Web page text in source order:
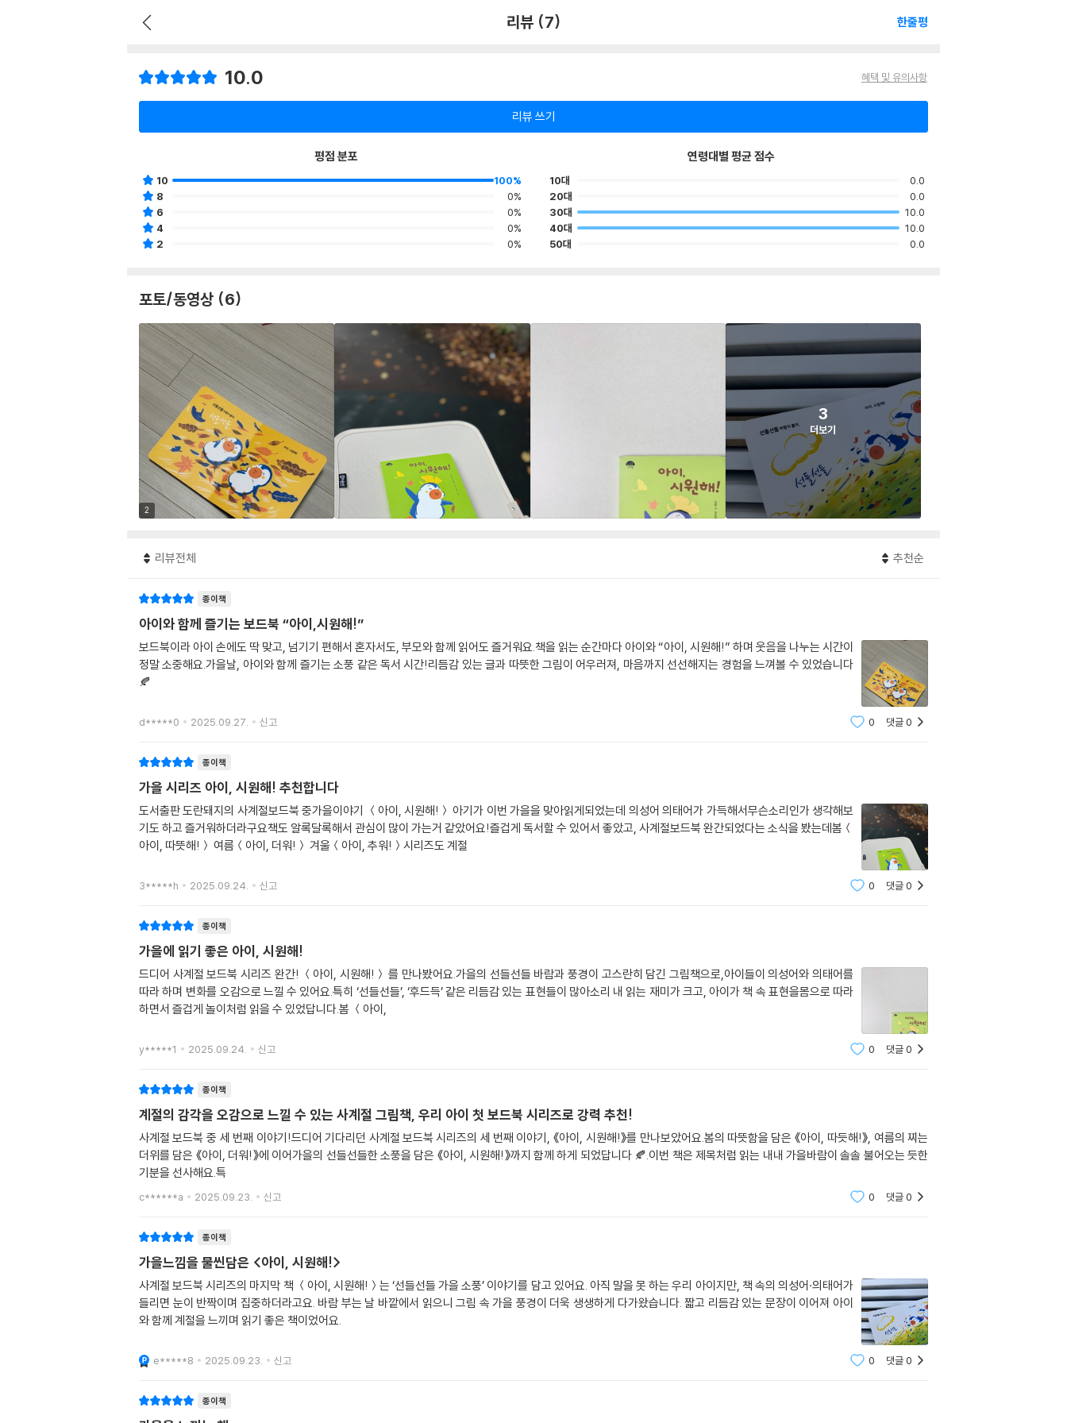
리뷰 (7) 한줄평
10.0 혜택 및 유의사항
리뷰 쓰기
평점 분포
10
100%
8
0%
6
0%
4
0%
2
0%
연령대별 평균 점수
10대
0.0
20대
0.0
30대
10.0
40대
10.0
50대
0.0
포토/동영상 (6)
2
3
더보기
리뷰전체 추천순
종이책
아이와 함께 즐기는 보드북 “아이,시원해!”
보드북이라 아이 손에도 딱 맞고, 넘기기 편해서 혼자서도, 부모와 함께 읽어도 즐거워요.책을 읽는 순간마다 아이와 “아이, 시원해!” 하며 웃음을 나누는 시간이
정말 소중해요.가을날, 아이와 함께 즐기는 소풍 같은 독서 시간!리듬감 있는 글과 따뜻한 그림이 어우러져, 마음까지 선선해지는 경험을 느껴볼 수 있었습니다
🍂
d*****0 2025.09.27. 신고 0 댓글0
종이책
가을 시리즈 아이, 시원해! 추천합니다
도서출판 도란돼지의 사계절보드북 중가을이야기 ＜아이, 시원해!＞ 아기가 이번 가을을 맞아읽게되었는데 의성어 의태어가 가득해서무슨소리인가 생각해보
기도 하고 즐거워하더라구요책도 알록달록해서 관심이 많이 가는거 같았어요!즐겁게 독서할 수 있어서 좋았고, 사계절보드북 완간되었다는 소식을 봤는데봄＜
아이, 따뜻해!＞ 여름＜아이, 더워!＞ 겨울＜아이, 추워!＞시리즈도 계절
3*****h 2025.09.24. 신고 0 댓글0
종이책
가을에 읽기 좋은 아이, 시원해!
드디어 사계절 보드북 시리즈 완간! ＜아이, 시원해!＞ 를 만나봤어요.가을의 선들선들 바람과 풍경이 고스란히 담긴 그림책으로,아이들이 의성어와 의태어를
따라 하며 변화를 오감으로 느낄 수 있어요.특히 ‘선들선들’, ‘후드득’ 같은 리듬감 있는 표현들이 많아소리 내 읽는 재미가 크고, 아이가 책 속 표현을몸으로 따라
하면서 즐겁게 놀이처럼 읽을 수 있었답니다.봄 ＜아이,
y*****1 2025.09.24. 신고 0 댓글0
종이책
계절의 감각을 오감으로 느낄 수 있는 사계절 그림책, 우리 아이 첫 보드북 시리즈로 강력 추천!
사계절 보드북 중 세 번째 이야기!드디어 기다리던 사계절 보드북 시리즈의 세 번째 이야기, 《아이, 시원해!》를 만나보았어요.봄의 따뜻함을 담은 《아이, 따듯해!》, 여름의 찌는
더위를 담은 《아이, 더워!》에 이어가을의 선들선들한 소풍을 담은 《아이, 시원해!》까지 함께 하게 되었답니다 🍂.이번 책은 제목처럼 읽는 내내 가을바람이 솔솔 불어오는 듯한
기분을 선사해요.특
c******a 2025.09.23. 신고 0 댓글0
종이책
가을느낌을 물씬담은 <아이, 시원해!>
사계절 보드북 시리즈의 마지막 책 ＜아이, 시원해!＞는 ‘선들선들 가을 소풍’ 이야기를 담고 있어요. 아직 말을 못 하는 우리 아이지만, 책 속의 의성어·의태어가
들리면 눈이 반짝이며 집중하더라고요. 바람 부는 날 바깥에서 읽으니 그림 속 가을 풍경이 더욱 생생하게 다가왔습니다. 짧고 리듬감 있는 문장이 이어져 아이
와 함께 계절을 느끼며 읽기 좋은 책이었어요.
e*****8 2025.09.23. 신고 0 댓글0
종이책